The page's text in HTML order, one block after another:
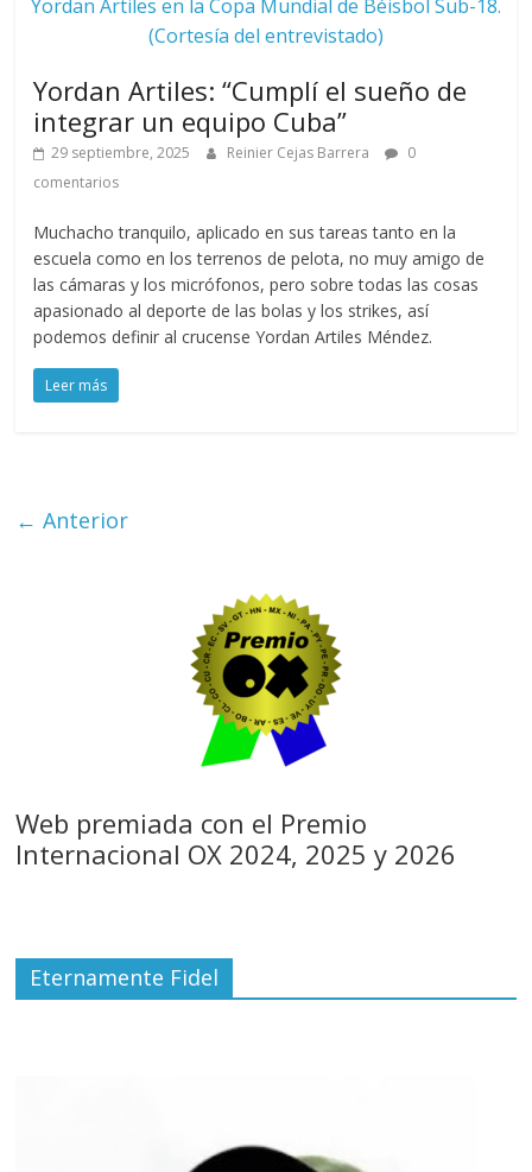
Yordan Artiles en la Copa Mundial de Béisbol Sub-18.
(Cortesía del entrevistado)
Yordan Artiles: “Cumplí el sueño de
integrar un equipo Cuba”
29 septiembre, 2025 Reinier Cejas Barrera
0
comentarios
Muchacho tranquilo, aplicado en sus tareas tanto en la
escuela como en los terrenos de pelota, no muy amigo de
las cámaras y los micrófonos, pero sobre todas las cosas
apasionado al deporte de las bolas y los strikes, así
podemos definir al crucense Yordan Artiles Méndez.
Leer más
← Anterior
Web premiada con el Premio
Internacional OX 2024, 2025 y 2026
Eternamente Fidel